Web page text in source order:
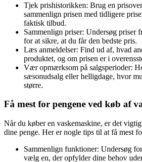
Tjek prishistorikken: Brug en
sammenlign prisen med tidligere
faktisk tilbud.
Sammenlign priser: Undersøg priser
for at sikre, at du får den bedste pris.
Læs anmeldelser: Find ud af, hvad
produktet, og om prisen er i
Vær opmærksom på salgsperioder:
sæsonudsalg eller helligdage, hvor
større.
Få mest for pengene ved køb af
Når du køber en vaskemaskine, er det
dine penge. Her er nogle tips til at få mest
Sammenlign funktioner: Undersøg
vælg en, der opfylder dine behov